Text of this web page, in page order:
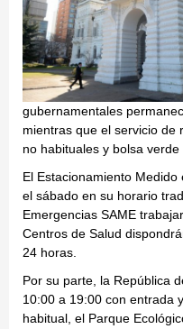
gubernamentales
mientras que el servicio de
no habituales y bolsa
El Estacionamiento
el sábado en su horario
Emergencias SAME
Centros de Salud
24 horas.
Por su parte, la República
10:00 a 19:00 con entrada
habitual, el Parque